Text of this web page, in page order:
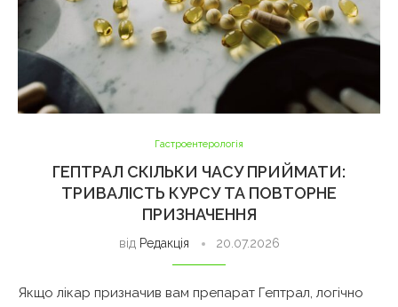
Гастроентерологія
ГЕПТРАЛ СКІЛЬКИ ЧАСУ ПРИЙМАТИ:
ТРИВАЛІСТЬ КУРСУ ТА ПОВТОРНЕ
ПРИЗНАЧЕННЯ
від Редакція 20.07.2026
Якщо лікар призначив вам препарат Гептрал, логічно